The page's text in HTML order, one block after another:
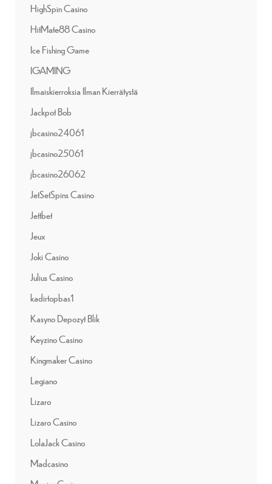
HighSpin Casino
HitMate88 Casino
Ice Fishing Game
IGAMING
Ilmaiskierroksia Ilman Kierrätystä
Jackpot Bob
jbcasino24061
jbcasino25061
jbcasino26062
JetSetSpins Casino
Jettbet
Jeux
Joki Casino
Julius Casino
kadirtopbas1
Kasyno Depozyt Blik
Keyzino Casino
Kingmaker Casino
Legiano
Lizaro
Lizaro Casino
LolaJack Casino
Madcasino